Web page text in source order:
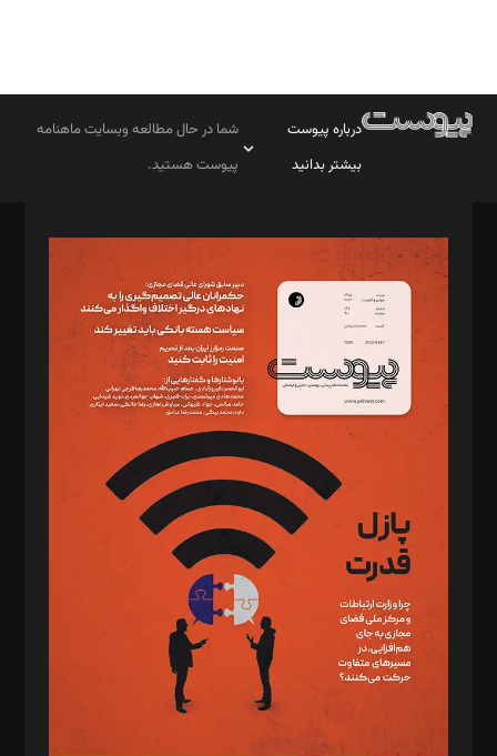
درباره پیوست
بیشتر بدانید
شما در حال مطالعه وبسایت ماهنامه
پیوست هستید.
مدیر مسئول: محمدباقر اثنی‌عشری
سردبیر: مهرک محمودی
دبیر تحریریه: میثم قاسمی
د‌بیر ناداستان: سمانه سمیع
د‌بیر خدمت و تجارت: ابوالفضل رجبی
د‌بیر حقوق فناوری: حسام‌الدین ایپکچی
د‌بیر پیوست جهان: مینا پاکدل
د‌بیر تحریریه آنلاین: بابک نقاش
تحریریه‌: مجتبی محمود‌ی، آرش برهمند، یسنا امان‌پور، سروش کرمیان،
مصطفی مسجدی آرانی، ابوالفضل رجبی، زهرا فکرانه، فائزه فتحی
رستمی،مصطفی باستان
ویرایش: نگار استاد‌‌آقا
طراح یونیفرم: مجید توکلی
فیلمبرداری و عکاسی: امیر شفیعی، مانی لطفی زاده
گرافیک و صفحه‌آرایی: سید‌سبحان‌علی ثابت
مد‌یر توسعه تجاری: کامبیز برید‌
امور مالی: شاپور رهبری، محمد‌ کاظمی‌نیا